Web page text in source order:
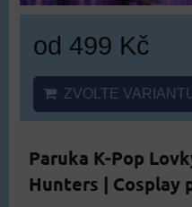
od 499 Kč
ZVOLTE
Paruka K-Pop
Hunters | Cosplay